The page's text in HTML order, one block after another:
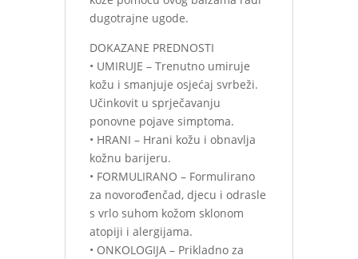
dugotrajne ugode.
DOKAZANE PREDNOSTI
• UMIRUJE – Trenutno umiruje
kožu i smanjuje osjećaj svrbeži.
Učinkovit u sprječavanju
ponovne pojave simptoma.
• HRANI – Hrani kožu i obnavlja
kožnu barijeru.
• FORMULIRANO – Formulirano
za novorođenčad, djecu i odrasle
s vrlo suhom kožom sklonom
atopiji i alergijama.
• ONKOLOGIJA – Prikladno za